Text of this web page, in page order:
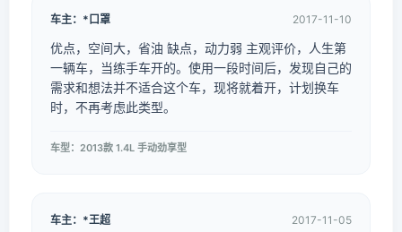
车主：*口罩 2017-11-10
优点，空间大，省油 缺点，动力弱 主观评价，人生第
一辆车，当练手车开的。使用一段时间后，发现自己的
需求和想法并不适合这个车，现将就着开，计划换车
时，不再考虑此类型。
车型：2013款 1.4L 手动劲享型
车主：*王超 2017-11-05